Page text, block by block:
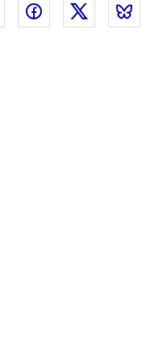
Linkedin FacebookTwitter